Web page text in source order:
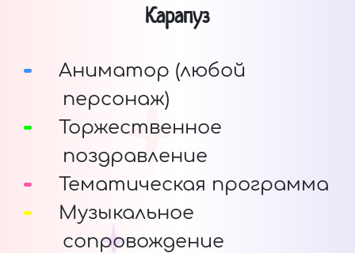
Карапуз
Аниматор (любой
персонаж)
Торжественное
поздравление
Тематическая программа
Музыкальное
сопровождение